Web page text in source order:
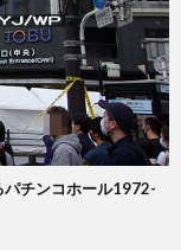
パチンコホール1972-